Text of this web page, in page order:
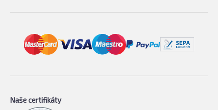
Naše certifikáty